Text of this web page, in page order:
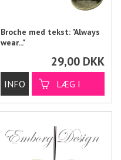
Broche med tekst: "Always
wear..."
29,00 DKK